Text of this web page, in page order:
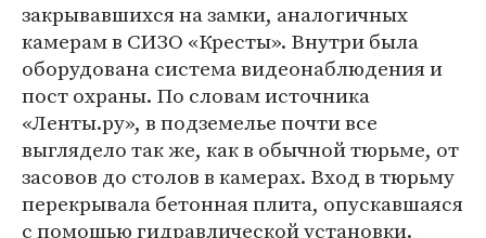
закрывавшихся на замки, аналогичных
камерам в СИЗО «Кресты». Внутри была
оборудована система видеонаблюдения и
пост охраны. По словам источника
«Ленты.ру», в подземелье почти все
выглядело так же, как в обычной тюрьме, от
засовов до столов в камерах. Вход в тюрьму
перекрывала бетонная плита, опускавшаяся
с помощью гидравлической установки.